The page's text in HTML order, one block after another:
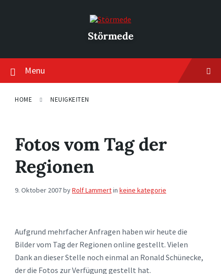
Störmede
Menu
HOME NEUIGKEITEN
Fotos vom Tag der
Regionen
9. Oktober 2007byRolf Lammertin keine kategorie
Aufgrund mehrfacher Anfragen haben wir heute die
Bilder vom Tag der Regionen online gestellt. Vielen
Dank an dieser Stelle noch einmal an Ronald Schünecke,
der die Fotos zur Verfügung gestellt hat.